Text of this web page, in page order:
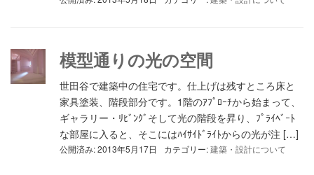
模型通りの光の空間
世田谷で建築中の住宅です。仕上げは残すところ床と
家具塗装、階段部分です。1階のｱﾌﾟﾛｰﾁから始まって、
ギャラリー・ﾘﾋﾞﾝｸﾞそして光の階段を昇り、ﾌﾟﾗｲﾍﾞｰﾄ
な部屋に入ると、そこにはﾊｲｻｲﾄﾞﾗｲﾄからの光が注 […]
公開済み: 2013年5月17日 カテゴリー:建築・設計について